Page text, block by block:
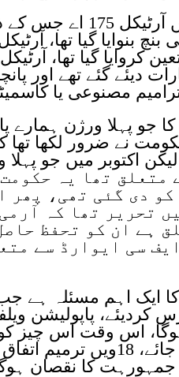
انہوں ںے بتایا کہ ان پانچ
دیئے گئے تھے اور
مصنوعی یا
243 میں حکومت کا جو پہلا
حکومت نے ضرور
اکتوبر میں جو
243 کو افواج سے متعلق
کاپی ہمیں 12 اکتوبر کو دی
تحریر تھا کہ
ہے ان کو تحفظ
سی ایوارڈ سے
کا ایک اہم مسئلہ ہے
پاپولیشن
اس وقت اس چیز
صوبوں کا نقصان ہوگا اسے ریورس نہ
کا نقصان ہوگا